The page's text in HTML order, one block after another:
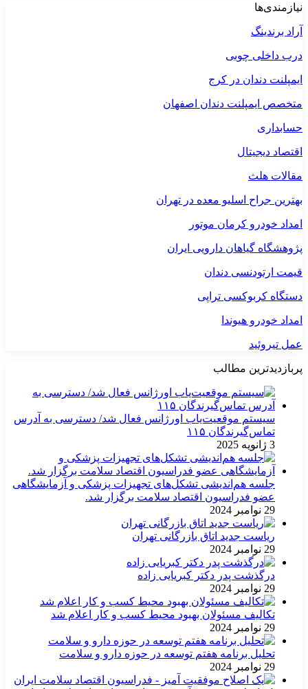
نیازمندی‌ها
آراد برندینگ
درب داخلی چوبی
ایمپلنت دندان در کرج
متخصص ایمپلنت دندان اصفهان
حسابداری
اقتصاد دیجیتال
مقالات هلث
بهترین جراح اسلیو معده در تهران
امداد خودرو کرمان موتور
پژوهشگاه گیاهان دارویی ایران
قیمت ارتودنسی دندان
دستگاه کربوکسی تراپی
امداد خودرو هیوندا
عمل تیروئید
پربازدیدترین مطالب
سیستم موقعیت‌یاب اورژانس فعال شد/ دسترسی به آدرس
تماس‌گیرندگان ۱۱۵
3 ژانویه 2025
جلسه هم‌اندیشی تشکل‌های تجهیزات پزشکی و آزمایشگاهی
عضو فدراسیون اقتصاد سلامت برگزار شد.
29 نوامبر 2024
ریاست جدید اتاق بازرگانی تهران
29 نوامبر 2024
درگذشت پدر دکتر کبریایی زاده
29 نوامبر 2024
تکالیف مسئولان بهبود محیط کسب و کار اعلام شد
29 نوامبر 2024
تحلیل برنامه هفتم توسعه در حوزه دارو و سلامت
29 نوامبر 2024